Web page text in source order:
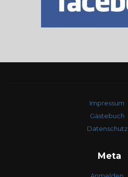
Impressum
Gästebuch
Datenschutz
Meta